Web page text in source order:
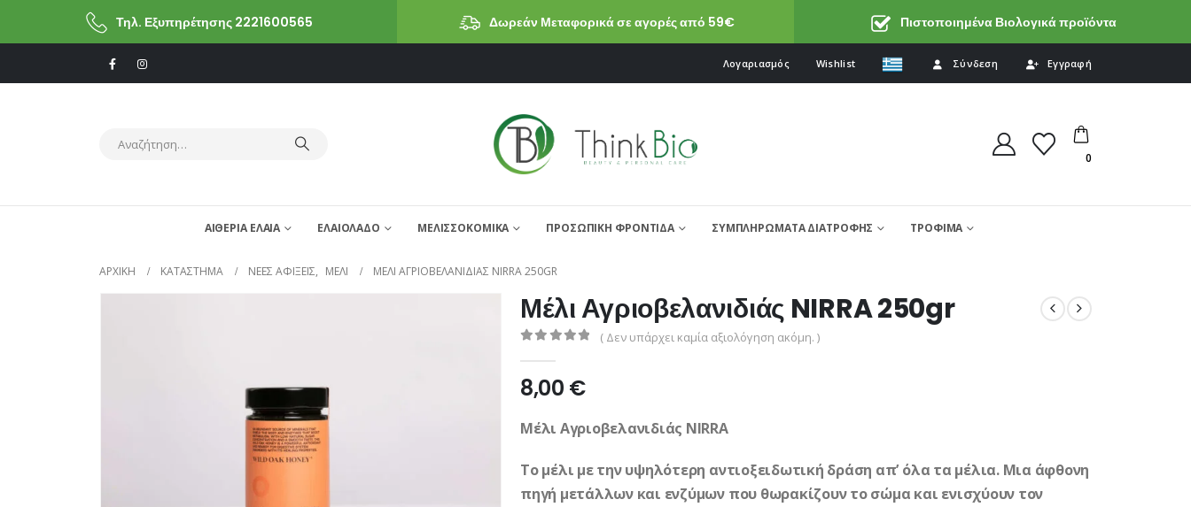
Τηλ. Εξυπηρέτησης 2221600565 Δωρεάν Μεταφορικά σε αγορές από 59€ Πιστοποιημένα Βιολογικά προϊόντα
Λογαριασμός Wishlist Σύνδεση Εγγραφή
0
ΑΙΘΕΡΙΑ ΕΛΑΙΑ ΕΛΑΙΟΛΑΔΟ ΜΕΛΙΣΣΟΚΟΜΙΚΑ ΠΡΟΣΩΠΙΚΗ ΦΡΟΝΤΙΔΑ ΣΥΜΠΛΗΡΩΜΑΤΑ ΔΙΑΤΡΟΦΗΣ ΤΡΟΦΙΜΑ
ΑΡΧΙΚΗ ΚΑΤΆΣΤΗΜΑ ΝΕΕΣ ΑΦΙΞΕΙΣ, ΜΕΛΙ ΜΈΛΙ ΑΓΡΙΟΒΕΛΑΝΙΔΙΆΣ NIRRA 250GR
Μέλι Αγριοβελανιδιάς NIRRA 250gr
( Δεν υπάρχει καμία αξιολόγηση ακόμη. )
8,00 €
Μέλι Αγριοβελανιδιάς NIRRA
Το μέλι με την υψηλότερη αντιοξειδωτική δράση απ’ όλα τα μέλια. Μια άφθονη
πηγή μετάλλων και ενζύμων που θωρακίζουν το σώμα και ενισχύουν τον